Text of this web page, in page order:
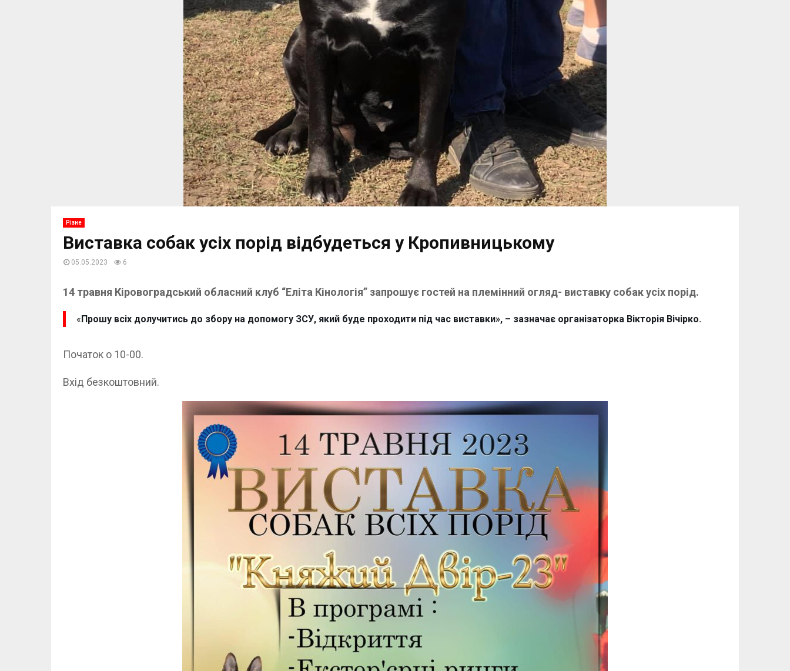
Різне
Виставка собак усіх порід відбудеться у Кропивницькому
05.05.2023 6
14 травня Кіровоградський обласний клуб “Еліта Кінологія” запрошує гостей на племінний огляд- виставку собак усіх порід.
« Прошу всіх долучитись до збору на допомогу ЗСУ, який буде проходити під час виставки», – зазначає організаторка Вікторія Вічірко.
Початок о 10-00.
Вхід безкоштовний.